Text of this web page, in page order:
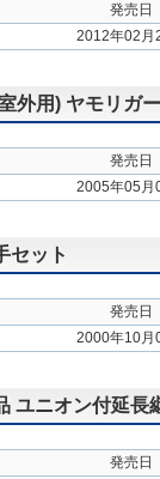
発売日
2012年02月
外用) ヤモリガ
発売日
2005年05月
セット
発売日
2000年10月
ユニオン付延長
発売日